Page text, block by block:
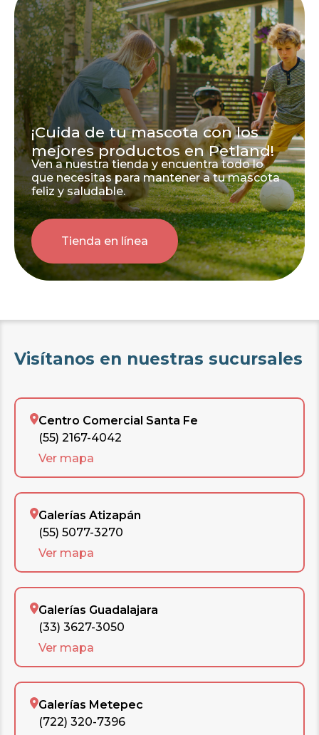
¡Cuida de tu mascota con los
mejores productos en Petland!
Ven a nuestra tienda y encuentra todo lo
que necesitas para mantener a tu mascota
feliz y saludable.
Tienda en línea
Visítanos en nuestras sucursales
Centro Comercial Santa Fe
(55) 2167-4042
Ver mapa
Galerías Atizapán
(55) 5077-3270
Ver mapa
Galerías Guadalajara
(33) 3627-3050
Ver mapa
Galerías Metepec
(722) 320-7396